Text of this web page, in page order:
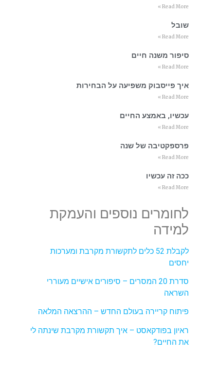
Read More »
שובל
Read More »
סיפור משנה חיים
Read More »
איך פייסבוק משפיעה על הבחירות
Read More »
עכשיו, באמצע החיים
Read More »
פרספקטיבה של שנה
Read More »
ככה זה עכשיו
Read More »
לחומרים נוספים והעמקת
למידה
לקבלת 52 כלים לתקשורת מקרבת ומערכות
יחסים
סדרת 20 המסרים – סיפורים אישיים מעוררי
השראה
פיתוח קריירה בעולם החדש – ההרצאה המלאה
ראיון בפודקאסט – איך תקשורת מקרבת שינתה לי
את החיים?